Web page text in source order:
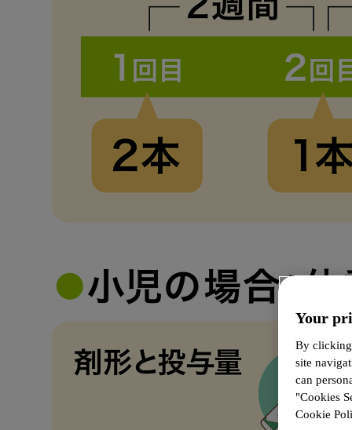
Your
By
site
can
"Cookies
Cookie